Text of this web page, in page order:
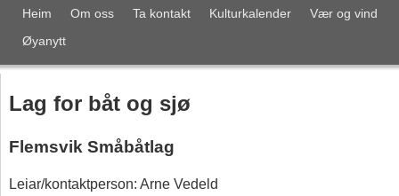
Heim Om oss Ta kontakt Kulturkalender
Vær og vind
Øyanytt
Lag for båt og sjø
Flemsvik Småbåtlag
Leiar/kontaktperson: Arne Vedeld